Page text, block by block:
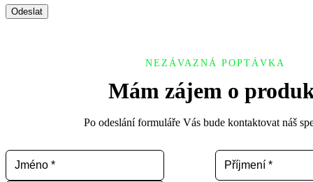
Odeslat
NEZÁVAZNÁ POPTÁVKA
Mám zájem o
Po odeslání formuláře Vás bude kontaktovat náš